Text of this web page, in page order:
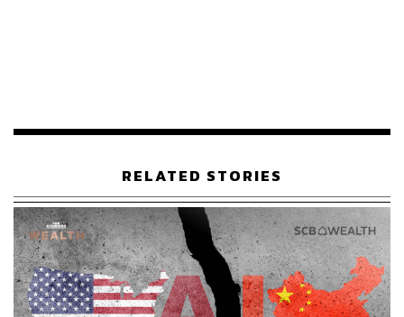
ต้องการซื้อสมาร์ทโฟนเพิ่มขึ้นอย่างเห็นได้ชัด
“เราเริ่มเห็นผลลัพธ์ที่ดีหลังจากเปิดตัว Apple Intelligence
หรือ ระบบ AI อัจฉริยะส่วนบุคคลของ Apple ที่นำโมเดลเจ
เนอเรทีฟมาใช้กับ iPhone, iPad และ Mac เพื่ออัปเดตปรับ
แต่งฟีเจอร์ใหม่ๆ ครั้งใหญ่ที่สุดเท่าที่เคยมีมา แม้ในช่วงแรก
ฟีเจอร์ดังกล่าวยังมีข้อจำกัดรองรับได้แค่ภาษาอังกฤษ แต่จาก
นี้จะเพิ่มการรองรับภาษาอื่นๆ ทั้งญี่ปุ่น จีน และเกาหลี ใน
เดือนเมษายนปีนี้” ทิม คุก ซีอีโอ Apple กล่าว
RELATED STORIES